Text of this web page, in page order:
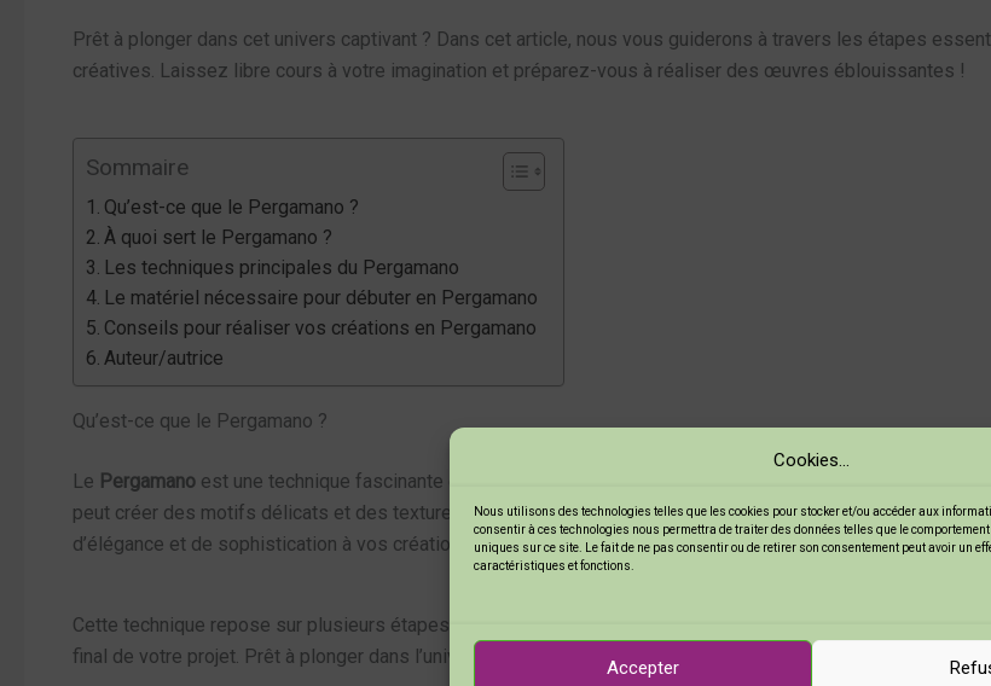
Cookies...
Nous utilisons des technologies telles que les cookies pour stocker et/ou accéder aux
consentir à ces technologies nous permettra de traiter des données telles que le
uniques sur ce site. Le fait de ne pas consentir ou de retirer son consentement peut avoir un
caractéristiques et fonctions.
Accepter
Prêt à plonger dans cet univers captivant ? Dans cet article, nous vous guiderons à travers les étapes
créatives. Laissez libre cours à votre imagination et préparez-vous à réaliser des œuvres éblouissantes !
Sommaire
Qu’est-ce que le Pergamano ?
À quoi sert le Pergamano ?
Les techniques principales du Pergamano
Le matériel nécessaire pour débuter en Pergamano
Conseils pour réaliser vos créations en Pergamano
Auteur/autrice
Qu’est-ce que le Pergamano ?
Le Pergamano est une technique fascinante de loisirs créatifs qui permet de transformer du papier
peut créer des motifs délicats et des textures qui rappellent ladentelle. C’est une méthode très appréciée
d’élégance et de sophistication à vos créations.
Cette technique repose sur plusieurs étapes clés, dont le traçage, le ciselage, le pointillage, le dorsage et
final de votre projet. Prêt à plonger dans l’univers du Pergamano ? Allons-y !